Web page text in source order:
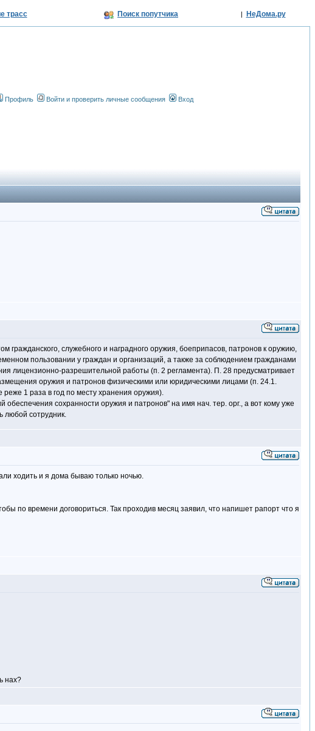
трасс Поиск попутчика | НеДома.ру
Профиль Войти и проверить личные сообщения Вход
гражданского, служебного и наградного оружия, боеприпасов, патронов к оружию,
пользовании у граждан и организаций, а также за соблюдением гражданами
лицензионно-разрешительной работы (п. 2 регламента). П. 28 предусматривает
оружия и патронов физическими или юридическими лицами (п. 24.1.
1 раза в год по месту хранения оружия).
сохранности оружия и патронов" на имя нач. тер. орг., а вот кому уже
любой сотрудник.
ходить и я дома бываю только ночью.
по времени договориться. Так проходив месяц заявил, что напишет рапорт что я
нах?